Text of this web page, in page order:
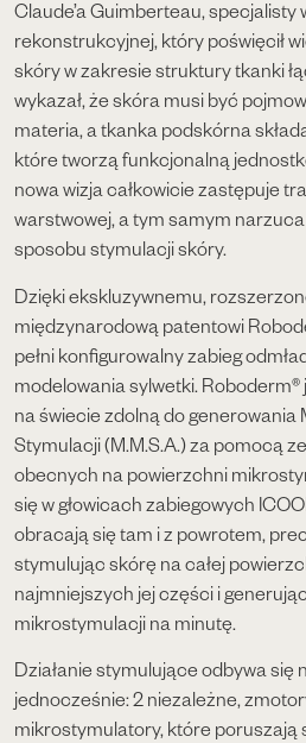
Claude’a Guimberteau, specjalisty
rekonstrukcyjnej, który poświęcił
skóry w zakresie struktury tkanki
wykazał, że skóra musi być
materia, a tkanka podskórna
które tworzą funkcjonalną
nowa wizja całkowicie zastępuje
warstwowej, a tym samym
sposobu stymulacji skóry.
Dzięki ekskluzywnemu,
międzynarodową patentowi
pełni konfigurowalny zabieg
modelowania sylwetki.
na świecie zdolną do
Stymulacji (M.M.S.A.) za pomocą
obecnych na powierzchni
się w głowicach zabiegowych
obracają się tam i z powrotem,
stymulując skórę na całej
najmniejszych jej części i
mikrostymulacji na minutę.
Działanie stymulujące odbywa się
jednocześnie: 2 niezależne,
mikrostymulatory, które poruszają